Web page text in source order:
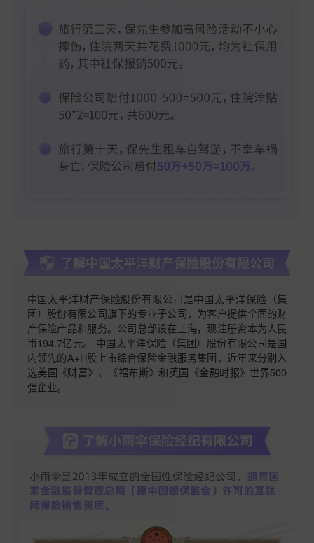
了解中国太平洋财产保险股份有限公司
中国太平洋财产保险股份有限公司是中国太平洋保险（集
团）股份有限公司旗下的专业子公司，为客户提供全面的财
产保险产品和服务。公司总部设在上海，现注册资本为人民
币194.7亿元。 中国太平洋保险（集团）股份有限公司是国
内领先的A+H股上市综合保险金融服务集团，近年来分别入
选美国《财富》、《福布斯》和英国《金融时报》世界500
强企业。